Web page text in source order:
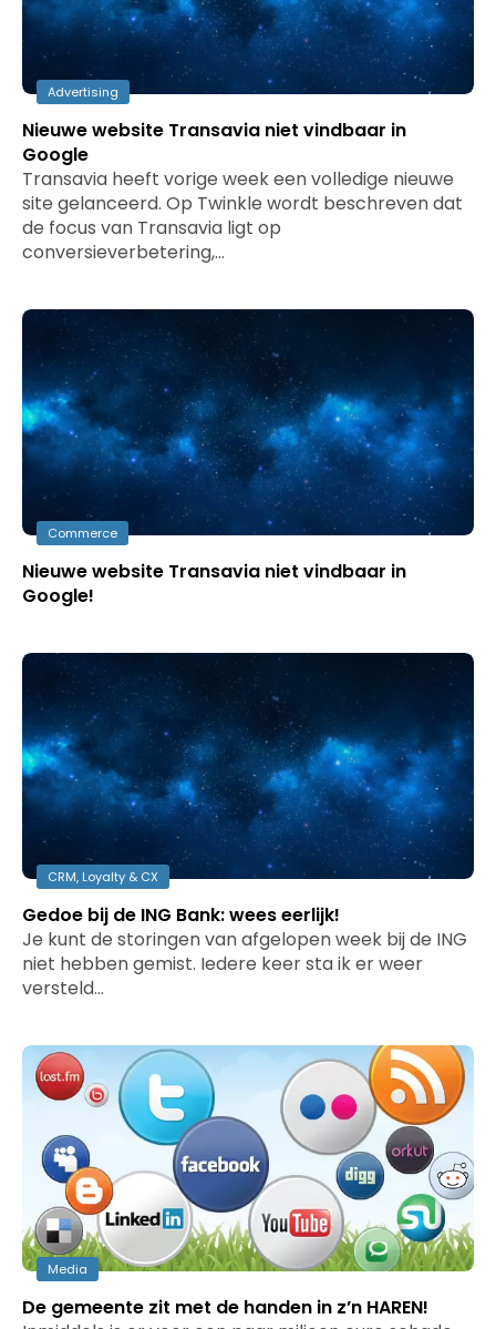
Advertising
Nieuwe website Transavia niet vindbaar in
Google
Transavia heeft vorige week een volledige nieuwe
site gelanceerd. Op Twinkle wordt beschreven dat
de focus van Transavia ligt op
conversieverbetering,…
Commerce
Nieuwe website Transavia niet vindbaar in
Google!
CRM, Loyalty & CX
Gedoe bij de ING Bank: wees eerlijk!
Je kunt de storingen van afgelopen week bij de ING
niet hebben gemist. Iedere keer sta ik er weer
versteld…
Media
De gemeente zit met de handen in z’n HAREN!